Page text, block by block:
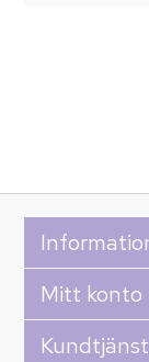
Mitt konto
Kundtjänst